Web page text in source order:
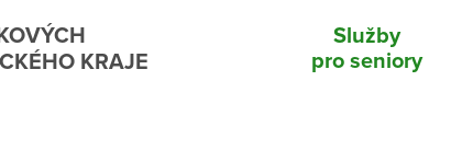
KRAJE
Služby
pro seniory